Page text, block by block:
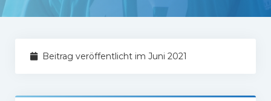
Spielplan Kreisliga A3
Tabelle Damen
Beitrag veröffentlicht im Juni 2021